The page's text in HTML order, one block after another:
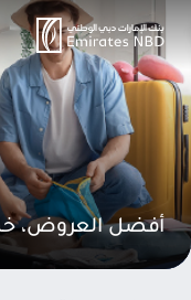
أفضل العروض،